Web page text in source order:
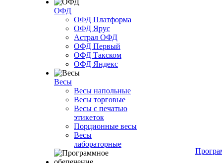
ОФД
ОФД Платформа
ОФД Ярус
Астрал ОФД
ОФД Первый
ОФД Такском
ОФД Яндекс
Весы
Весы напольные
Весы торговые
Весы с печатью
этикеток
Порционные весы
Весы
лабораторные